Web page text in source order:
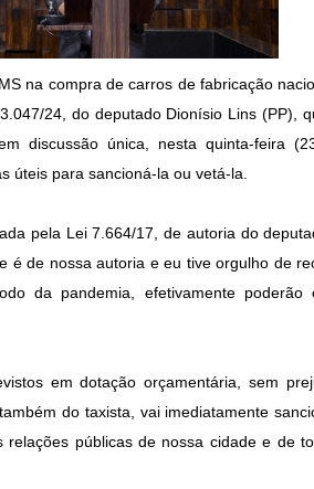
na compra de carros de fabricação
24, do deputado Dionísio Lins (PP),
discussão única, nesta quinta-feira
úteis para sancioná-la ou vetá-la.
pela Lei 7.664/17, de autoria do
é de nossa autoria e eu tive orgulho de
da pandemia, efetivamente
em dotação orçamentária, sem
do taxista, vai imediatamente
públicas de nossa cidade e de